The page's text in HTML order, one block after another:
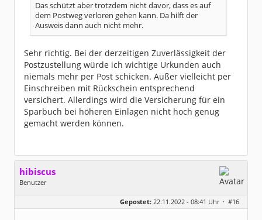
Das schützt aber trotzdem nicht davor, dass es auf
dem Postweg verloren gehen kann. Da hilft der
Ausweis dann auch nicht mehr.
Sehr richtig. Bei der derzeitigen Zuverlässigkeit der
Postzustellung würde ich wichtige Urkunden auch
niemals mehr per Post schicken. Außer vielleicht per
Einschreiben mit Rückschein entsprechend
versichert. Allerdings wird die Versicherung für ein
Sparbuch bei höheren Einlagen nicht hoch genug
gemacht werden können.
hibiscus
Benutzer
Homepage:
willuhn.de/
Gepostet: 22.11.2022 - 08:41 Uhr · #16